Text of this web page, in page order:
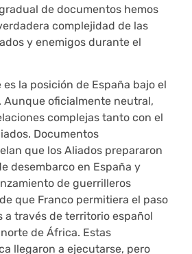
de documentos hemos
complejidad de las
y enemigos durante el
la posición de España bajo el
Aunque oficialmente neutral,
complejas tanto con el
Documentos
que los Aliados prepararon
desembarco en España y
de guerrilleros
que Franco permitiera el paso
a través de territorio español
de África. Estas
llegaron a ejecutarse, pero